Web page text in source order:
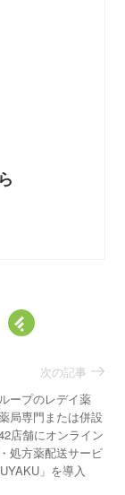
次の記事
ープのレデイ薬
局専門または併設
店舗にオンライン
処方薬配送サービ
」を導入